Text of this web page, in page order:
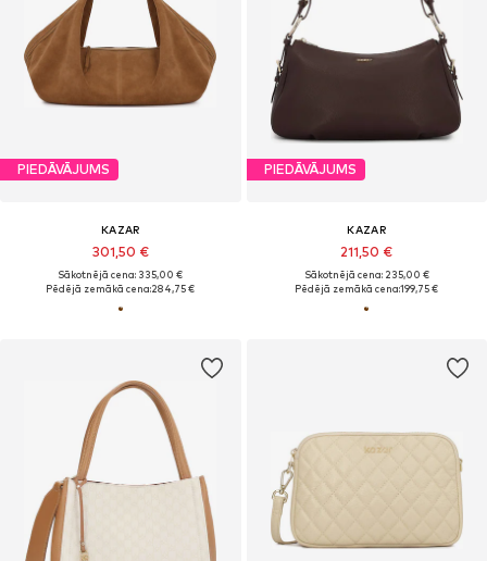
PIEDĀVĀJUMS
KAZAR
301,50 €
Sākotnējā cena: 335,00 €
Pēdējā zemākā cena:284,75 €
PIEDĀVĀJUMS
KAZAR
211,50 €
Sākotnējā cena: 235,00 €
Pēdējā zemākā cena:199,75 €